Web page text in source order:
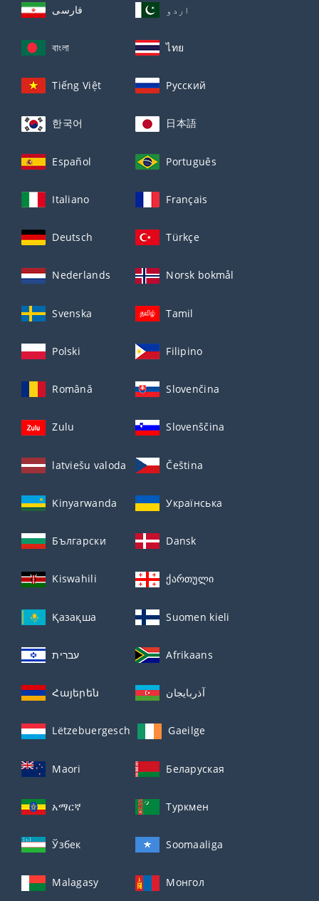
فارسی اردو
বাংলা ไทย
Tiếng Việt Русский
한국어 日本語
Español Português
Italiano Français
Deutsch Türkçe
Nederlands Norsk bokmål
Svenska Tamil
Polski Filipino
Română Slovenčina
Zulu Slovenščina
latviešu valoda Čeština
Kinyarwanda Українська
Български Dansk
Kiswahili ქართული
Қазақша Suomen kieli
עברית Afrikaans
Հայերեն آذربايجان
Lëtzebuergesch Gaeilge
Maori Беларуская
አማርኛ Туркмен
Ўзбек Soomaaliga
Malagasy Монгол